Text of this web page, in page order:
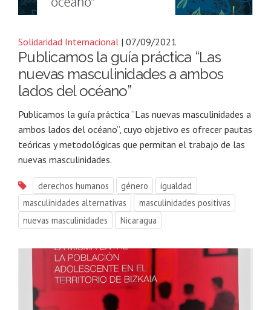
Solidaridad Internacional | 07/09/2021
Publicamos la guía práctica “Las
nuevas masculinidades a ambos
lados del océano”
Publicamos la guía práctica “Las nuevas masculinidades a
ambos lados del océano”, cuyo objetivo es ofrecer pautas
teóricas y metodológicas que permitan el trabajo de las
nuevas masculinidades.
derechos humanos género
igualdad
masculinidades alternativas
masculinidades positivas
nuevas masculinidades
Nicaragua